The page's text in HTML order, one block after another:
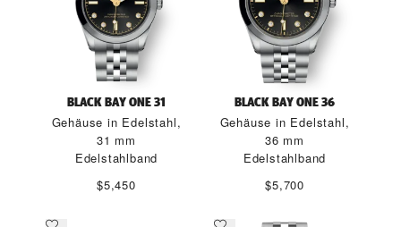
BLACK BAY ONE 31
Gehäuse in Edelstahl,
31 mm
Edelstahlband
$5,450
BLACK BAY ONE 36
Gehäuse in Edelstahl,
36 mm
Edelstahlband
$5,700